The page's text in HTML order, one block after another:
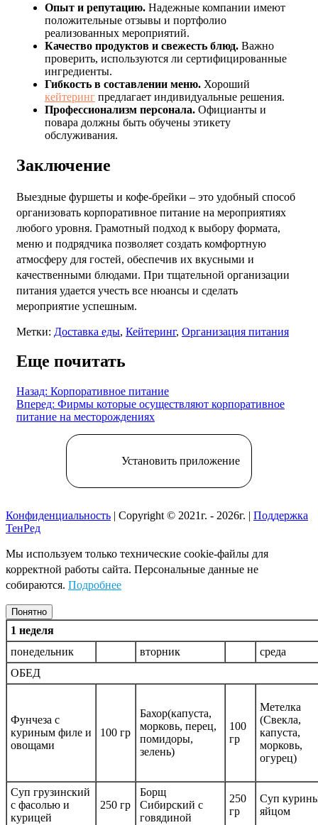
Опыт и репутацию. Надежные компании имеют
положительные отзывы и портфолио
реализованных мероприятий.
Качество продуктов и свежесть блюд. Важно
проверить, используются ли сертифицированные
ингредиенты.
Гибкость в составлении меню. Хороший
кейтеринг предлагает индивидуальные решения.
Профессионализм персонала. Официанты и
повара должны быть обучены этикету
обслуживания.
Заключение
Выездные фуршеты и кофе-брейки – это удобный способ
организовать корпоративное питание на мероприятиях
любого уровня. Грамотный подход к выбору формата,
меню и подрядчика позволяет создать комфортную
атмосферу для гостей, обеспечив их вкусными и
качественными блюдами. При тщательной организации
питания удается учесть все нюансы и сделать
мероприятие успешным.
Метки: Доставка еды, Кейтеринг, Организация питания
Еще почитать
Назад: Корпоративное питание
Вперед: Фирмы которые осуществляют корпоративное
питание на месторождениях
Установить приложение
Конфиденциальность | Copyright © 2021г. - 2026г. | Поддержка
ТенРед
Мы используем только технические cookie-файлы для
корректной работы сайта. Персональные данные не
собираются. Подробнее
Понятно
1 неделя
понедельник
вторник
среда
ОБЕД
Фунчеза с
куриным филе и
овощами
100 гр
Бахор(капуста,
морковь, перец,
помидоры,
зелень)
100
гр
Метелка
(Свекла,
капуста,
морковь,
огурец)
Суп грузинский
с фасолью и
курицей
250 гр
Борщ
Сибирский с
говядиной
250
гр
Суп
яйцом